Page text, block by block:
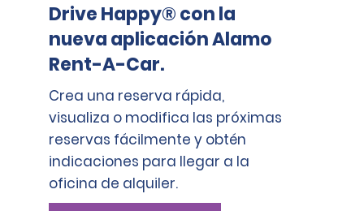
Drive Happy® con la
nueva aplicación Alamo
Rent-A-Car.
Crea una reserva rápida,
visualiza o modifica las próximas
reservas fácilmente y obtén
indicaciones para llegar a la
oficina de alquiler.